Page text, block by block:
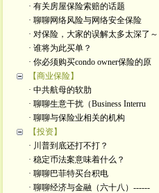
· 有关房屋保险索赔的话题
· 聊聊网络风险与网络安全保险
· 对保险，大家的误解太多太深了～
· 谁将为此买单？
· 你必须购买condo owner保险的原
【商业保险】
· 中共航母的软肋
· 聊聊生意干扰（Business Interru
· 聊聊与保险业相关的机构
【投资】
· 川普到底还打不打？
· 稳定币法案意味着什么？
· 聊聊巴菲特买台积电
· 聊聊经济与金融（六十八）------